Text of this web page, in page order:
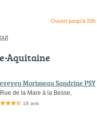
Ouvert jusqu'à 20h
Aquitaine
Morisseau Sandrine PSY
ENFANT
de la Mare à la Besse,
étoiles sur 5 18 avis